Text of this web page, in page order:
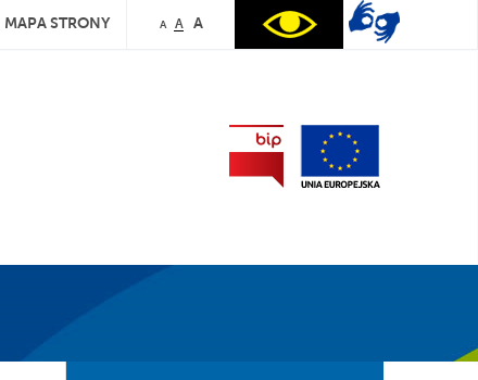
MAPA STRONY A A A